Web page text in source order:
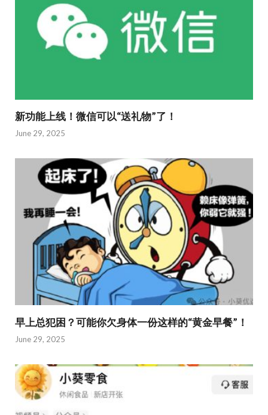
新功能上线！微信可以“送礼物”了！
June 29, 2025
早上总犯困？可能你欠身体一份这样的“黄金早餐”！
June 29, 2025